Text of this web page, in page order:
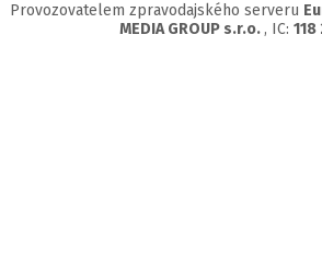
Provozovatelem zpravodajského serveru
MEDIA GROUP s.r.o. , IC: 118